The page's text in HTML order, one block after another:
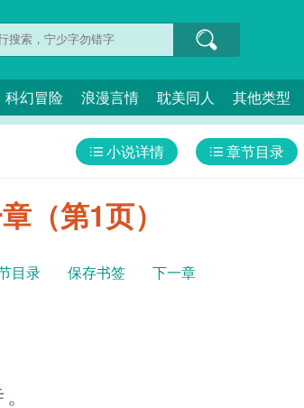
科幻冒险 浪漫言情 耽美同人 其他类型
章节目录
小说详情
（第1页）
目录 保存书签 下一章